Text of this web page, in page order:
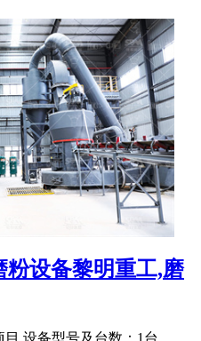
设备黎明重工,磨
设备型号及台数：1台